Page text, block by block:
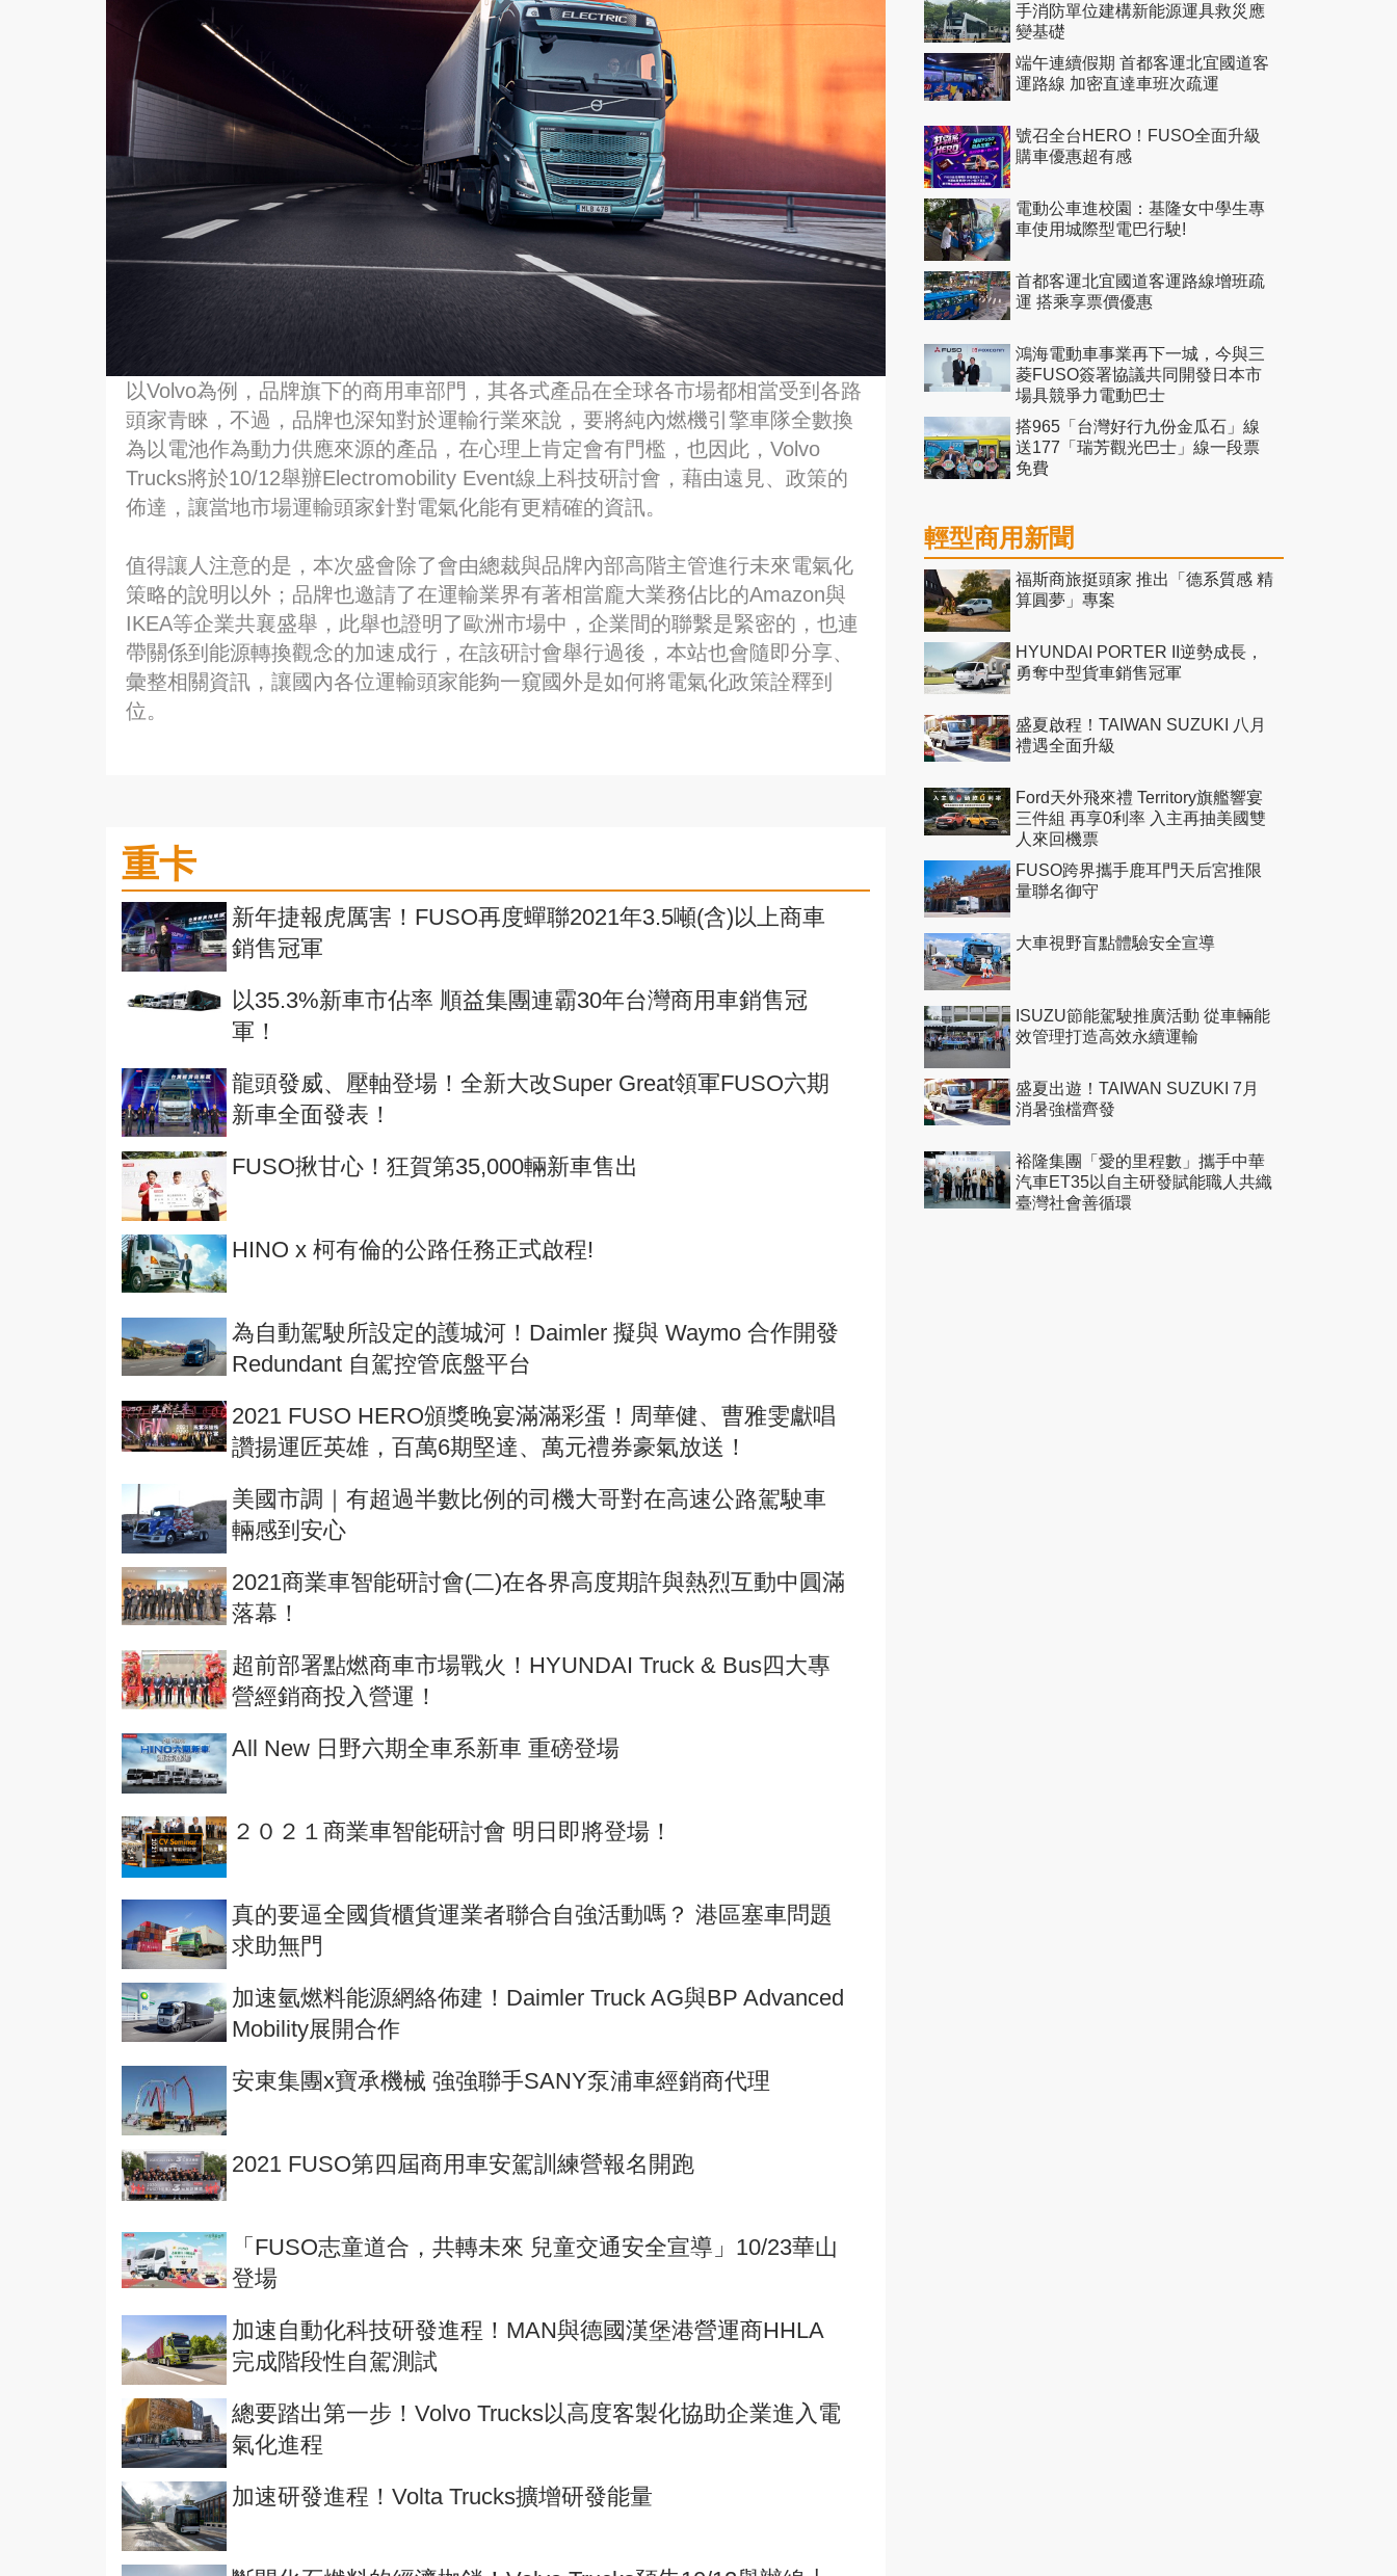
以Volvo為例，品牌旗下的商用車部門，其各式產品在全球各市場都相當受到各路
頭家青睞，不過，品牌也深知對於運輸行業來說，要將純內燃機引擎車隊全數換
為以電池作為動力供應來源的產品，在心理上肯定會有門檻，也因此，Volvo
Trucks將於10/12舉辦Electromobility Event線上科技研討會，藉由遠見、政策的
佈達，讓當地市場運輸頭家針對電氣化能有更精確的資訊。
值得讓人注意的是，本次盛會除了會由總裁與品牌內部高階主管進行未來電氣化
策略的說明以外；品牌也邀請了在運輸業界有著相當龐大業務佔比的Amazon與
IKEA等企業共襄盛舉，此舉也證明了歐洲市場中，企業間的聯繫是緊密的，也連
帶關係到能源轉換觀念的加速成行，在該研討會舉行過後，本站也會隨即分享、
彙整相關資訊，讓國內各位運輸頭家能夠一窺國外是如何將電氣化政策詮釋到
位。
重卡
新年捷報虎厲害！FUSO再度蟬聯2021年3.5噸(含)以上商車
銷售冠軍
以35.3%新車市佔率 順益集團連霸30年台灣商用車銷售冠
軍！
龍頭發威、壓軸登場！全新大改Super Great領軍FUSO六期
新車全面發表！
FUSO揪甘心！狂賀第35,000輛新車售出
HINO x 柯有倫的公路任務正式啟程!
為自動駕駛所設定的護城河！Daimler 擬與 Waymo 合作開發
Redundant 自駕控管底盤平台
2021 FUSO HERO頒獎晚宴滿滿彩蛋！周華健、曹雅雯獻唱
讚揚運匠英雄，百萬6期堅達、萬元禮券豪氣放送！
美國市調｜有超過半數比例的司機大哥對在高速公路駕駛車
輛感到安心
2021商業車智能研討會(二)在各界高度期許與熱烈互動中圓滿
落幕！
超前部署點燃商車市場戰火！HYUNDAI Truck & Bus四大專
營經銷商投入營運！
All New 日野六期全車系新車 重磅登場
２０２１商業車智能研討會 明日即將登場！
真的要逼全國貨櫃貨運業者聯合自強活動嗎？ 港區塞車問題
求助無門
加速氫燃料能源網絡佈建！Daimler Truck AG與BP Advanced
Mobility展開合作
安東集團x寶承機械 強強聯手SANY泵浦車經銷商代理
2021 FUSO第四屆商用車安駕訓練營報名開跑
「FUSO志童道合，共轉未來 兒童交通安全宣導」10/23華山
登場
加速自動化科技研發進程！MAN與德國漢堡港營運商HHLA
完成階段性自駕測試
總要踏出第一步！Volvo Trucks以高度客製化協助企業進入電
氣化進程
加速研發進程！Volta Trucks擴增研發能量
手消防單位建構新能源運具救災應
變基礎
端午連續假期 首都客運北宜國道客
運路線 加密直達車班次疏運
號召全台HERO！FUSO全面升級
購車優惠超有感
電動公車進校園：基隆女中學生專
車使用城際型電巴行駛!
首都客運北宜國道客運路線增班疏
運 搭乘享票價優惠
鴻海電動車事業再下一城，今與三
菱FUSO簽署協議共同開發日本市
場具競爭力電動巴士
搭965「台灣好行九份金瓜石」線
送177「瑞芳觀光巴士」線一段票
免費
輕型商用新聞
福斯商旅挺頭家 推出「德系質感 精
算圓夢」專案
HYUNDAI PORTER II逆勢成長，
勇奪中型貨車銷售冠軍
盛夏啟程！TAIWAN SUZUKI 八月
禮遇全面升級
Ford天外飛來禮 Territory旗艦響宴
三件組 再享0利率 入主再抽美國雙
人來回機票
FUSO跨界攜手鹿耳門天后宮推限
量聯名御守
大車視野盲點體驗安全宣導
ISUZU節能駕駛推廣活動 從車輛能
效管理打造高效永續運輸
盛夏出遊！TAIWAN SUZUKI 7月
消暑強檔齊發
裕隆集團「愛的里程數」攜手中華
汽車ET35以自主研發賦能職人共織
臺灣社會善循環